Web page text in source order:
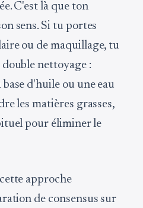
C'est là que ton
sens. Si tu portes
ou de maquillage, tu
nettoyage :
d'huile ou une eau
les matières grasses,
pour éliminer le
approche
de consensus sur